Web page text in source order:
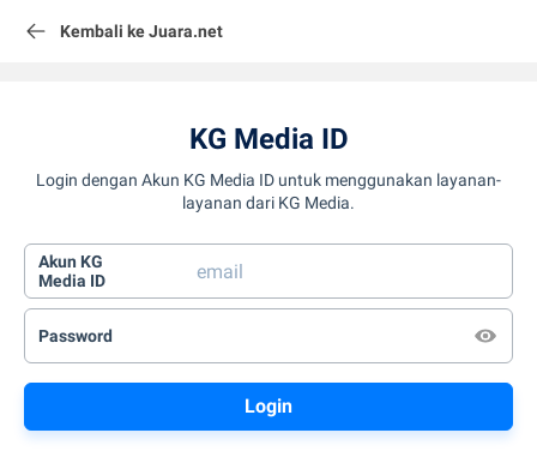
Kembali ke Juara.net
KG Media ID
Login dengan Akun KG Media ID untuk menggunakan layanan-
layanan dari KG Media.
Akun KG
Media ID
Password